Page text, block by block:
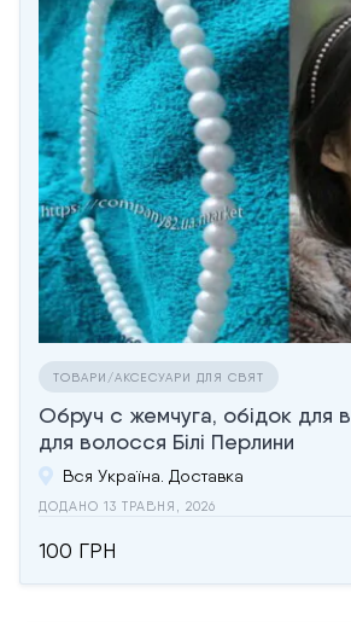
ТОВАРИ/АКСЕСУАРИ ДЛЯ СВЯТ
Обруч с жемчуга, обідок для
для волосся Білі Перлини
Вся Україна. Доставка
ДОДАНО 13 ТРАВНЯ, 2026
100 ГРН